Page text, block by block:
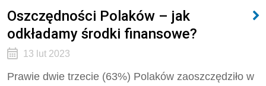
Oszczędności Polaków – jak
odkładamy środki finansowe?
13 lut 2023
Prawie dwie trzecie (63%) Polaków zaoszczędziło w